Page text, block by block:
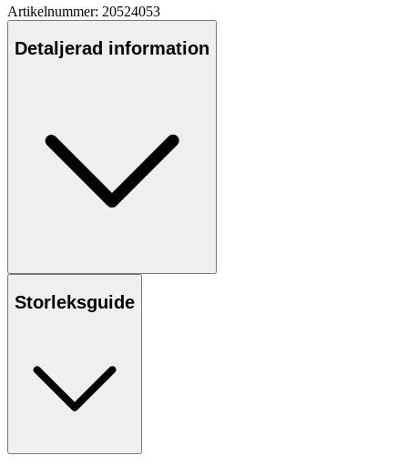
Artikelnummer: 20524053
Detaljerad information
Storleksguide